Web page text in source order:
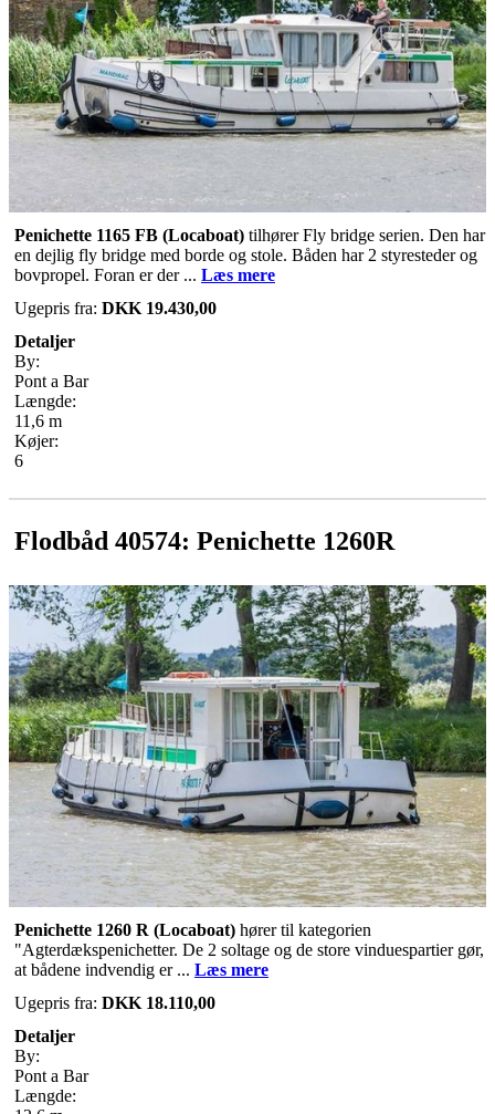
Penichette 1165 FB (Locaboat) tilhører Fly bridge serien. Den har
en dejlig fly bridge med borde og stole. Båden har 2 styresteder og
bovpropel. Foran er der ... Læs mere
Ugepris fra: DKK 19.430,00
Detaljer
By:
Pont a Bar
Længde:
11,6 m
Køjer:
6
Flodbåd 40574: Penichette 1260R
Penichette 1260 R (Locaboat) hører til kategorien
"Agterdækspenichetter. De 2 soltage og de store vinduespartier gør,
at bådene indvendig er ... Læs mere
Ugepris fra: DKK 18.110,00
Detaljer
By:
Pont a Bar
Længde: